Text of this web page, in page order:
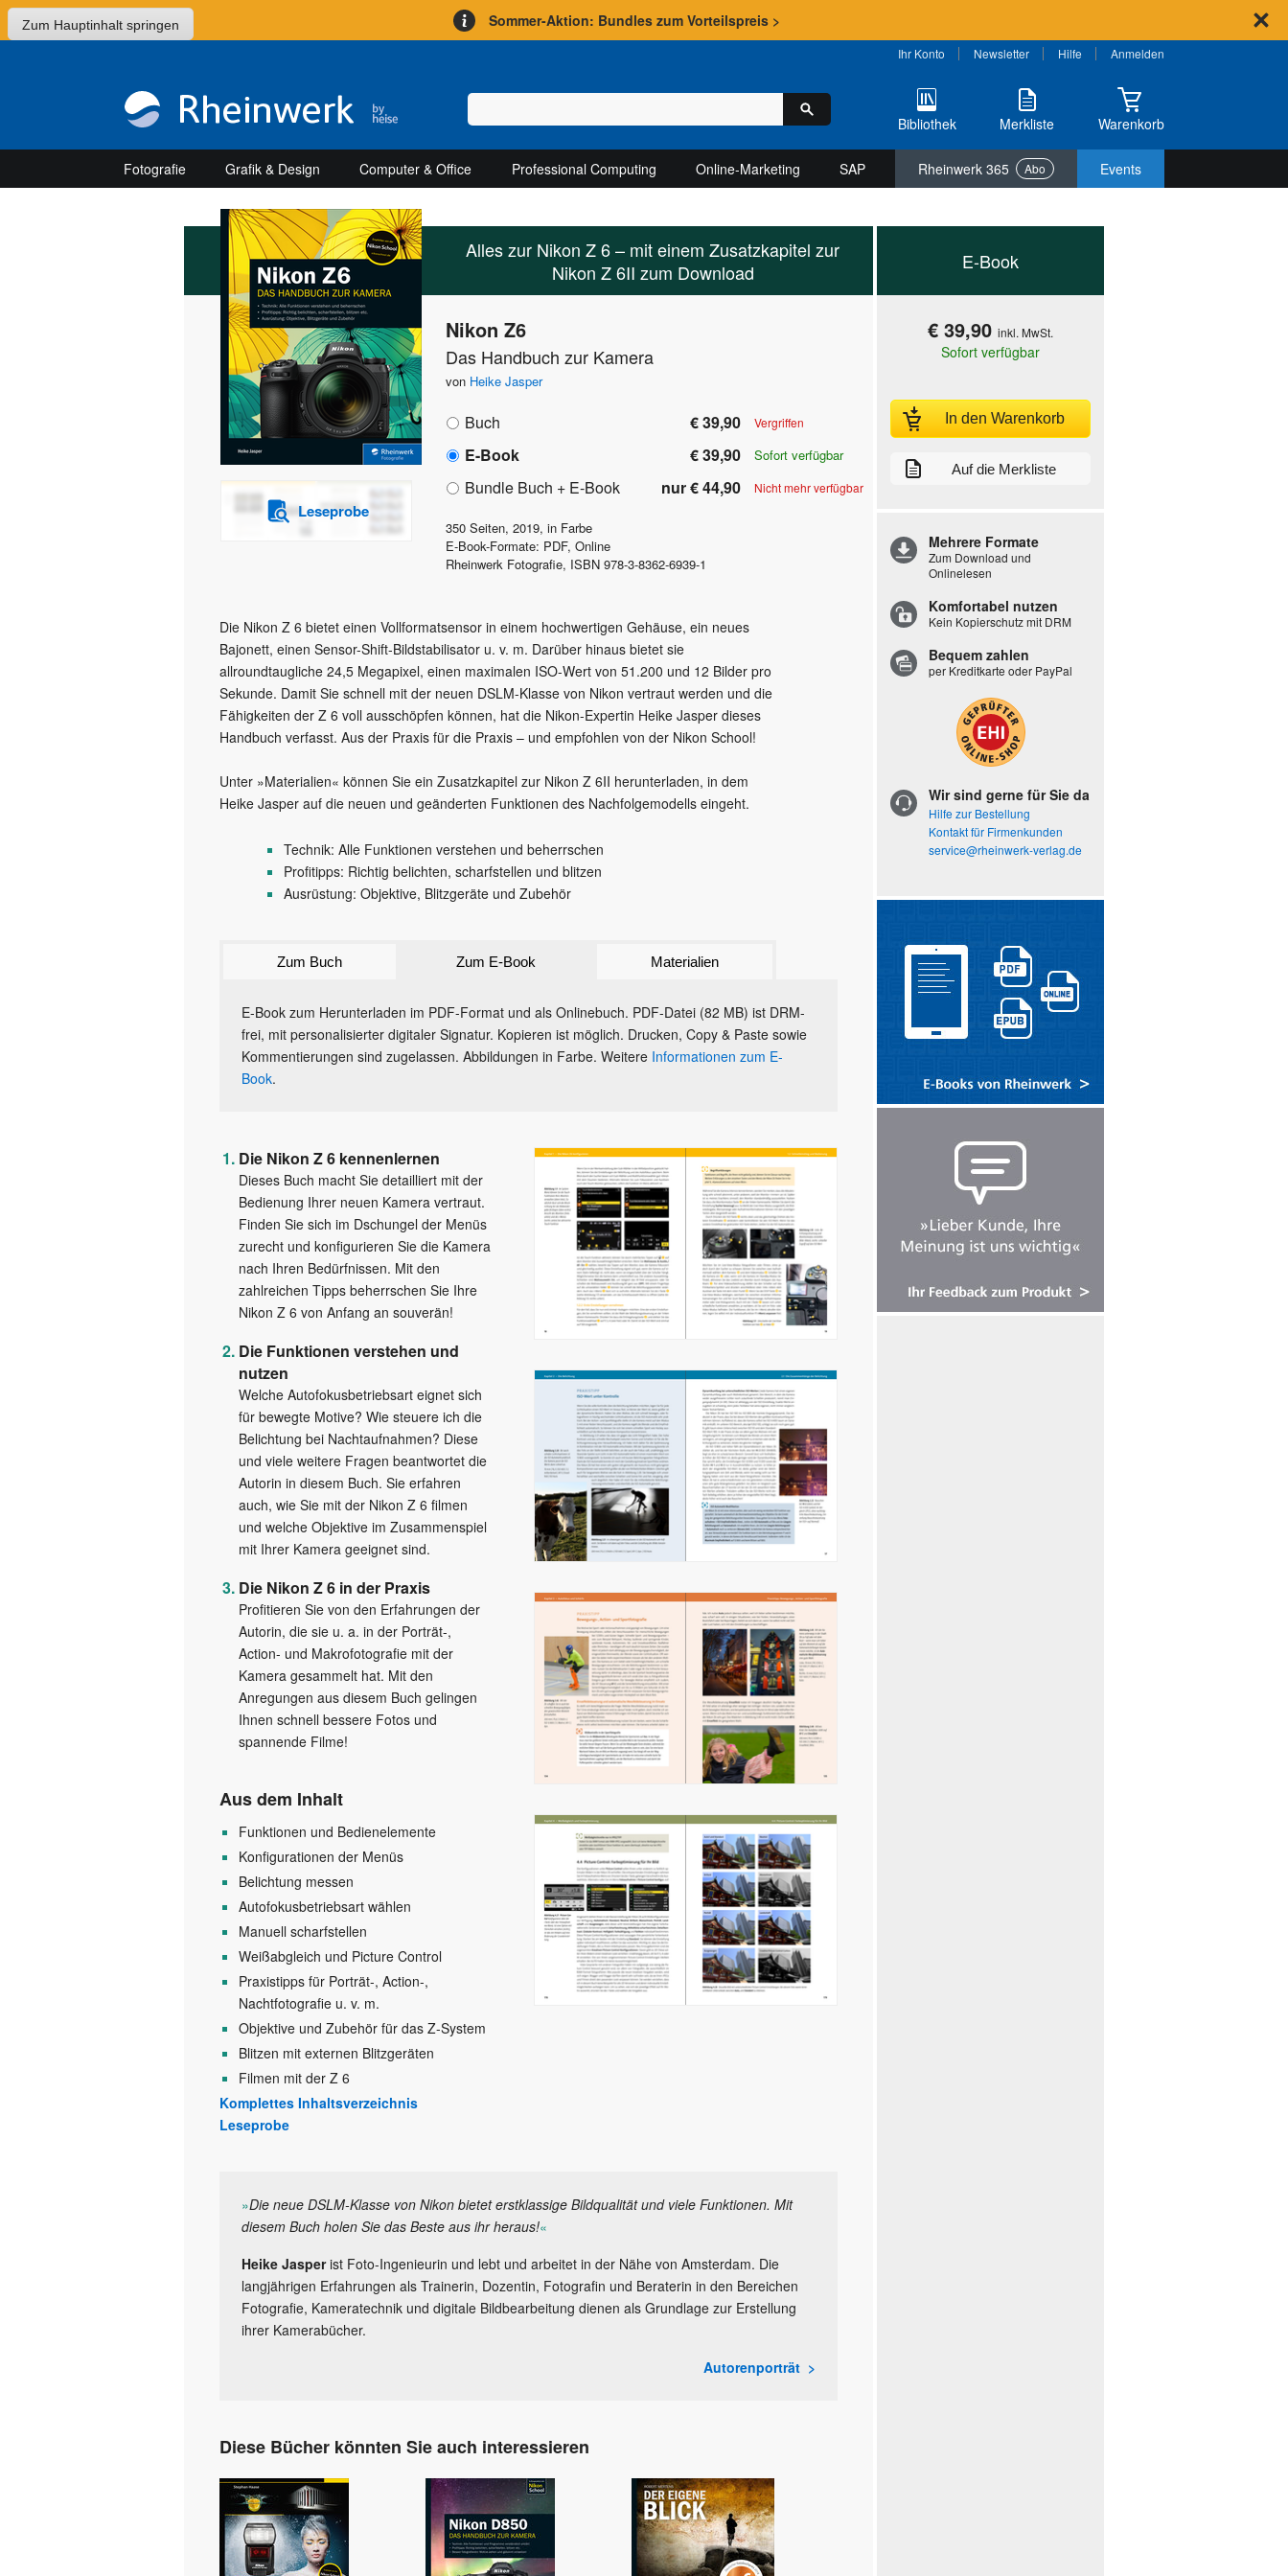
Zum Hauptinhalt springen Sommer-Aktion: Bundles zum Vorteilspreis >
Ihr Konto Newsletter Hilfe Anmelden
Bibliothek Merkliste Warenkorb
Fotografie Grafik & Design Computer & Office Professional Computing Online-Marketing SAP Rheinwerk 365 Abo Events
Alles zur Nikon Z 6 – mit einem Zusatzkapitel zur
Nikon Z 6II zum Download
Leseprobe
Nikon Z6
Das Handbuch zur Kamera
von Heike Jasper
Buch € 39,90 Vergriffen
E-Book € 39,90 Sofort verfügbar
Bundle Buch + E-Book nur € 44,90 Nicht mehr verfügbar
350 Seiten, 2019, in Farbe
E-Book-Formate: PDF, Online
Rheinwerk Fotografie, ISBN 978-3-8362-6939-1
Die Nikon Z 6 bietet einen Vollformatsensor in einem hochwertigen Gehäuse, ein neues
Bajonett, einen Sensor-Shift-Bildstabilisator u. v. m. Darüber hinaus bietet sie
allroundtaugliche 24,5 Megapixel, einen maximalen ISO-Wert von 51.200 und 12 Bilder pro
Sekunde. Damit Sie schnell mit der neuen DSLM-Klasse von Nikon vertraut werden und die
Fähigkeiten der Z 6 voll ausschöpfen können, hat die Nikon-Expertin Heike Jasper dieses
Handbuch verfasst. Aus der Praxis für die Praxis – und empfohlen von der Nikon School!
Unter »Materialien« können Sie ein Zusatzkapitel zur Nikon Z 6II herunterladen, in dem
Heike Jasper auf die neuen und geänderten Funktionen des Nachfolgemodells eingeht.
Technik: Alle Funktionen verstehen und beherrschen
Profitipps: Richtig belichten, scharfstellen und blitzen
Ausrüstung: Objektive, Blitzgeräte und Zubehör
Zum Buch Zum E-Book Materialien
E-Book zum Herunterladen im PDF-Format und als Onlinebuch. PDF-Datei (82 MB) ist DRM-
frei, mit personalisierter digitaler Signatur. Kopieren ist möglich. Drucken, Copy & Paste sowie
Kommentierungen sind zugelassen. Abbildungen in Farbe. Weitere Informationen zum E-
Book.
Die Nikon Z 6 kennenlernen
Dieses Buch macht Sie detailliert mit der
Bedienung Ihrer neuen Kamera vertraut.
Finden Sie sich im Dschungel der Menüs
zurecht und konfigurieren Sie die Kamera
nach Ihren Bedürfnissen. Mit den
zahlreichen Tipps beherrschen Sie Ihre
Nikon Z 6 von Anfang an souverän!
Die Funktionen verstehen und
nutzen
Welche Autofokusbetriebsart eignet sich
für bewegte Motive? Wie steuere ich die
Belichtung bei Nachtaufnahmen? Diese
und viele weitere Fragen beantwortet die
Autorin in diesem Buch. Sie erfahren
auch, wie Sie mit der Nikon Z 6 filmen
und welche Objektive im Zusammenspiel
mit Ihrer Kamera geeignet sind.
Die Nikon Z 6 in der Praxis
Profitieren Sie von den Erfahrungen der
Autorin, die sie u. a. in der Porträt-,
Action- und Makrofotografie mit der
Kamera gesammelt hat. Mit den
Anregungen aus diesem Buch gelingen
Ihnen schnell bessere Fotos und
spannende Filme!
Aus dem Inhalt
Funktionen und Bedienelemente
Konfigurationen der Menüs
Belichtung messen
Autofokusbetriebsart wählen
Manuell scharfstellen
Weißabgleich und Picture Control
Praxistipps für Porträt-, Action-,
Nachtfotografie u. v. m.
Objektive und Zubehör für das Z-System
Blitzen mit externen Blitzgeräten
Filmen mit der Z 6
Komplettes Inhaltsverzeichnis
Leseprobe
»Die neue DSLM-Klasse von Nikon bietet erstklassige Bildqualität und viele Funktionen. Mit
diesem Buch holen Sie das Beste aus ihr heraus!«
Heike Jasperist Foto-Ingenieurin und lebt und arbeitet in der Nähe von Amsterdam. Die
langjährigen Erfahrungen als Trainerin, Dozentin, Fotografin und Beraterin in den Bereichen
Fotografie, Kameratechnik und digitale Bildbearbeitung dienen als Grundlage zur Erstellung
ihrer Kamerabücher.
Autorenporträt
Diese Bücher könnten Sie auch interessieren
E-Book
€ 39,90 inkl. MwSt.
Sofort verfügbar
In den Warenkorb
Auf die Merkliste
Mehrere Formate
Zum Download und
Onlinelesen
Komfortabel nutzen
Kein Kopierschutz mit DRM
Bequem zahlen
per Kreditkarte oder PayPal
Wir sind gerne für Sie da
Hilfe zur Bestellung
Kontakt für Firmenkunden
service@rheinwerk-verlag.de